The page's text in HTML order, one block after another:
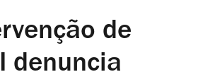
de
denuncia